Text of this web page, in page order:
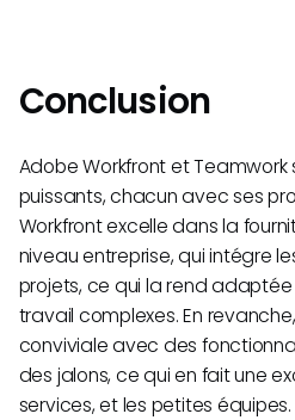
Conclusion
Adobe Workfront et
puissants, chacun avec ses
Workfront excelle dans la
niveau entreprise, qui intégre
projets, ce qui la rend
travail complexes. En
conviviale avec des
des jalons, ce qui en fait une
services, et les petites équipes.